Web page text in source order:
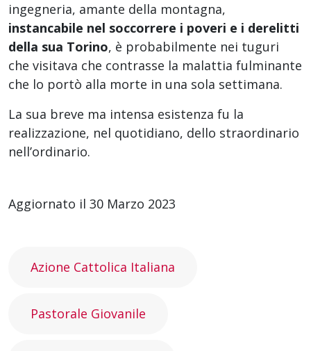
ingegneria, amante della montagna,
instancabile nel soccorrere i poveri e i derelitti
della sua Torino, è probabilmente nei tuguri
che visitava che contrasse la malattia fulminante
che lo portò alla morte in una sola settimana.
La sua breve ma intensa esistenza fu la
realizzazione, nel quotidiano, dello straordinario
nell’ordinario.
Aggiornato il 30 Marzo 2023
Azione Cattolica Italiana
Pastorale Giovanile